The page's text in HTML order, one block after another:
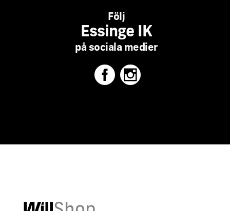
Följ
Essinge IK
på sociala medier